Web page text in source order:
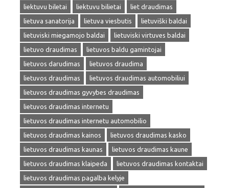
liektuvu biletai
liektuvu bilietai
liet draudimas
lietuva sanatorija
lietuva viesbutis
lietuviški baldai
lietuviski miegamojo baldai
lietuviski virtuves baldai
lietuvo draudimas
lietuvos baldu gamintojai
lietuvos darudimas
lietuvos draudima
lietuvos draudimas
lietuvos draudimas automobiliui
lietuvos draudimas gyvybes draudimas
lietuvos draudimas internetu
lietuvos draudimas internetu automobilio
lietuvos draudimas kainos
lietuvos draudimas kasko
lietuvos draudimas kaunas
lietuvos draudimas kaune
lietuvos draudimas klaipeda
lietuvos draudimas kontaktai
lietuvos draudimas pagalba kelyje